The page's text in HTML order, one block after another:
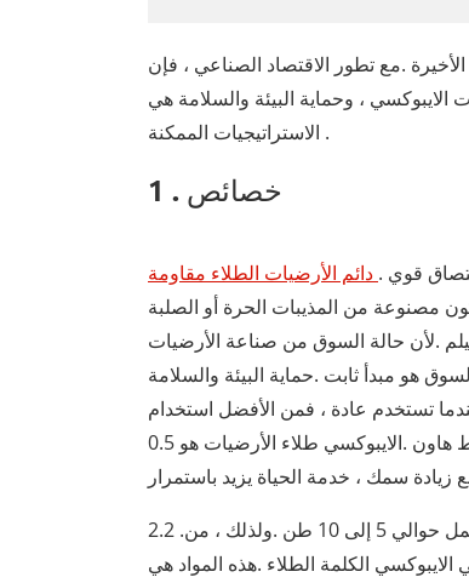
.مع تطور الاقتصاد الصناعي ، فإن
الايبوكسي ، وحماية البيئة والسلامة هي
الاستراتيجيات الممكنة .
1 . خصائص
قوي . دائم الأرضيات الطلاء مقاومة
مصنوعة من المذيبات الحرة أو الصلبة
.لأن حالة السوق من صناعة الأرضيات
هو مبدأ ثابت .حماية البيئة والسلامة
تستخدم عادة ، فمن الأفضل استخدام
الايبوكسي الأرضيات المشتركة الاقتصادية أو الضغط هاون .الايبوكسي طلاء الأرضيات هو 0.5mm-3.0mm سميكة ، ويمكن
2.2 .بسبب متطلبات الضغط في بعض المصانع ، وعادة ما تكون هناك رافعات شوكية تحمل حوالي 5 إلى 10 طن .ولذلك ، من
الكلمة الطلاء .هذه المواد هي